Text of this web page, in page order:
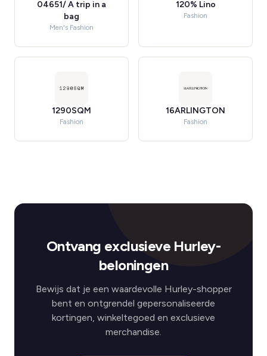
04651/ A trip in a
bag
Men's Fashion
120% Lino
Fashion
1290SQM
Fashion
16ARLINGTON
Fashion
Ontvang exclusieve Hurley-
beloningen
Bewijs dat je een waardevolle Hurley-shopper
bent en ontgrendel gepersonaliseerde
kortingen, winkeltegoed en exclusieve
merchandise.